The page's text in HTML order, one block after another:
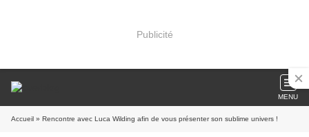
Publicité
MENU
Accueil » Rencontre avec Luca Wilding afin de vous présenter son sublime univers !